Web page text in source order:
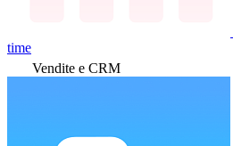
time
Vendite e CRM